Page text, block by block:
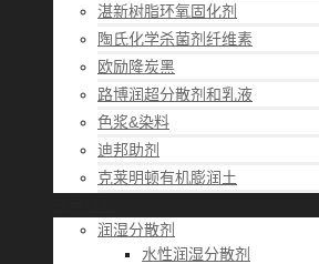
湛新树脂环氧固化剂
陶氏化学杀菌剂纤维素
欧励隆炭黑
路博润超分散剂和乳液
色浆&染料
迪邦助剂
克莱明顿有机膨润土
润湿分散剂
水性润湿分散剂